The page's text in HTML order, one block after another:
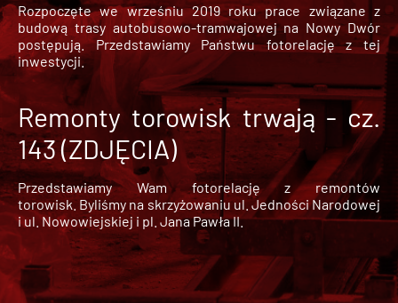
Rozpoczęte we wrześniu 2019 roku prace związane z
budową trasy autobusowo-tramwajowej na Nowy Dwór
postępują. Przedstawiamy Państwu fotorelację z tej
inwestycji.
Remonty torowisk trwają - cz.
143 (ZDJĘCIA)
Przedstawiamy Wam fotorelację z remontów
torowisk. Byliśmy na skrzyżowaniu ul. Jedności Narodowej
i ul. Nowowiejskiej i pl. Jana Pawła II.